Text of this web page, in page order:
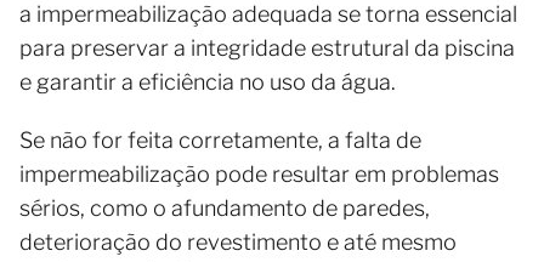
a impermeabilização adequada se torna essencial
para preservar a integridade estrutural da piscina
e garantir a eficiência no uso da água.
Se não for feita corretamente, a falta de
impermeabilização pode resultar em problemas
sérios, como o afundamento de paredes,
deterioração do revestimento e até mesmo